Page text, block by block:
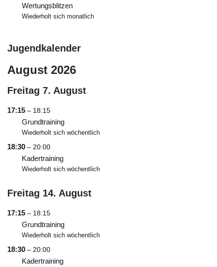
Wertungsblitzen
Wiederholt sich monatlich
Jugendkalender
August 2026
Freitag 7. August
17:15 – 18:15
Grundtraining
Wiederholt sich wöchentlich
18:30 – 20:00
Kadertraining
Wiederholt sich wöchentlich
Freitag 14. August
17:15 – 18:15
Grundtraining
Wiederholt sich wöchentlich
18:30 – 20:00
Kadertraining